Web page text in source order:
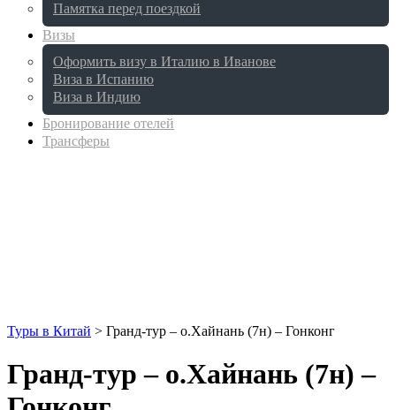
Памятка перед поездкой
Визы
Оформить визу в Италию в Иванове
Виза в Испанию
Виза в Индию
Бронирование отелей
Трансферы
Туры в Китай > Гранд-тур – о.Хайнань (7н) – Гонконг
Гранд-тур – о.Хайнань (7н) –